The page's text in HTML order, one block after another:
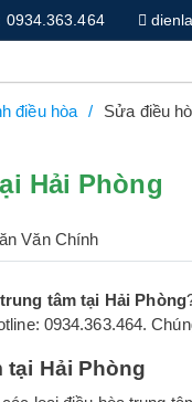
0934.363.464
điều hòa Sửa điều
Hải Phòng
Văn Chính
tâm tại Hải Phòng
0934.363.464.
Hải Phòng